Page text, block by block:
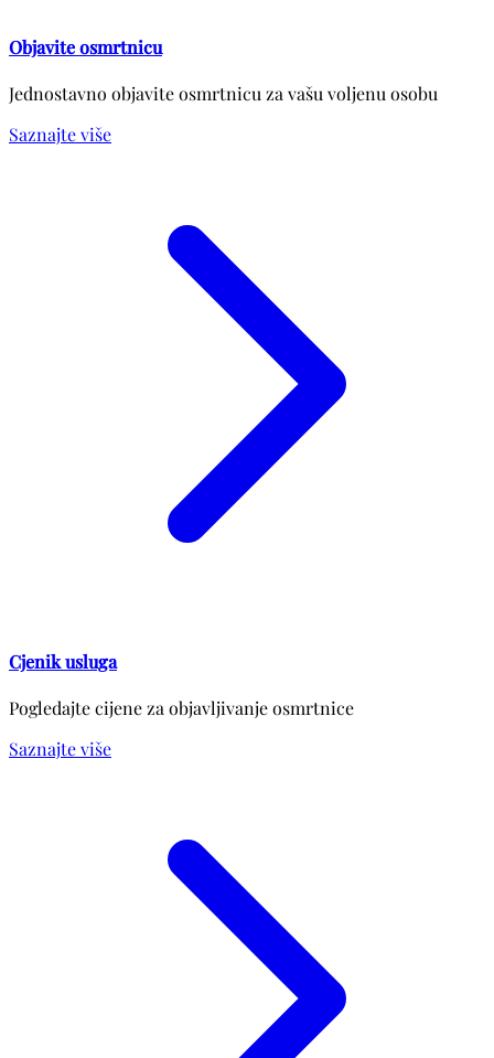
Objavite osmrtnicu
Jednostavno objavite osmrtnicu za vašu voljenu osobu
Saznajte više
Cjenik usluga
Pogledajte cijene za objavljivanje osmrtnice
Saznajte više